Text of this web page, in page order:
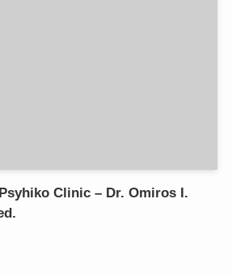
Clinic – Dr. Omiros I.